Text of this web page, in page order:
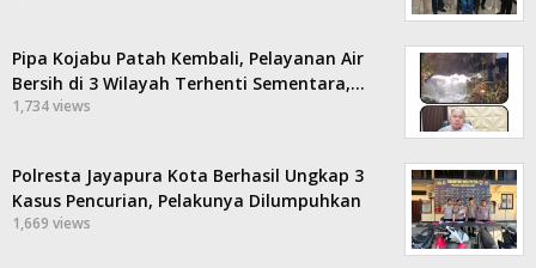
Pipa Kojabu Patah Kembali, Pelayanan Air
Bersih di 3 Wilayah Terhenti Sementara,…
1,734 views
Polresta Jayapura Kota Berhasil Ungkap 3
Kasus Pencurian, Pelakunya Dilumpuhkan
1,669 views